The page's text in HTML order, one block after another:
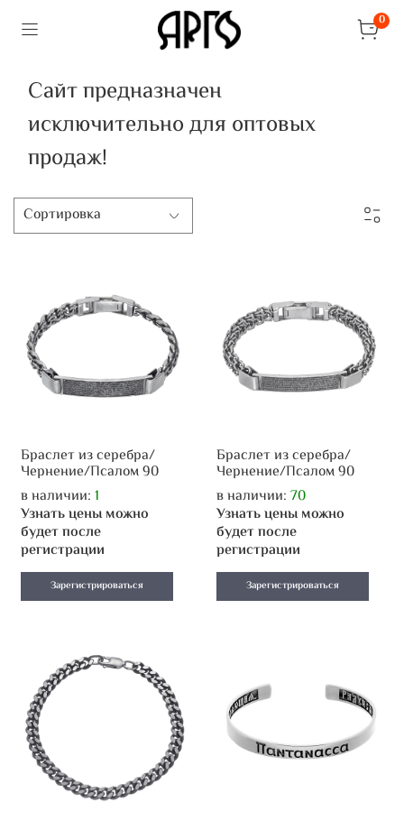
0
Сайт предназначен
исключительно для оптовых
продаж!
Браслет из серебра/
Чернение/Псалом 90
в наличии: 1
Узнать цены можно
будет после
регистрации
Зарегистрироваться
Браслет из серебра/
Чернение/Псалом 90
в наличии: 70
Узнать цены можно
будет после
регистрации
Зарегистрироваться